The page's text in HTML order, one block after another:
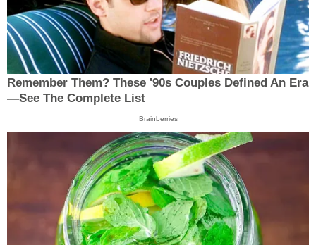
Remember Them? These '90s Couples Defined An Era
—See The Complete List
Brainberries